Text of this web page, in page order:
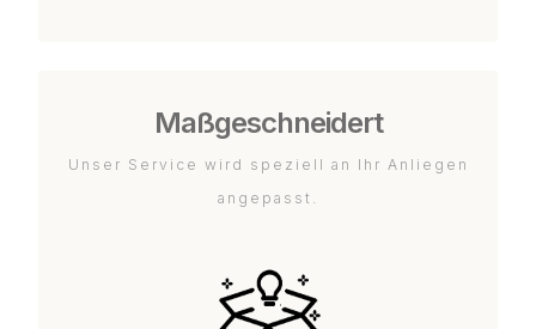
Maßgeschneidert
Unser Service wird speziell an Ihr Anliegen
angepasst.